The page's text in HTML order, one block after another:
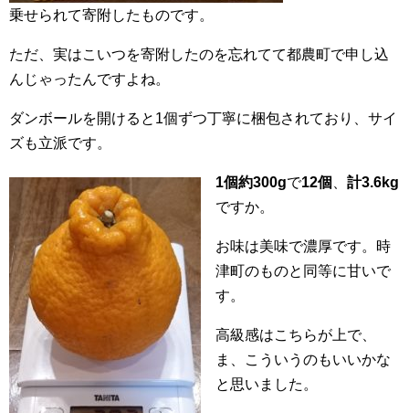
乗せられて寄附したものです。
ただ、実はこいつを寄附したのを忘れてて都農町で申し込
んじゃったんですよね。
ダンボールを開けると1個ずつ丁寧に梱包されており、サイ
ズも立派です。
1個約300gで12個
計3.6kg
ですか。
お味は美味で濃厚です。時
津町のものと同等に甘いで
す。
高級感はこちらが上で、
ま、こういうのもいいかな
と思いました。